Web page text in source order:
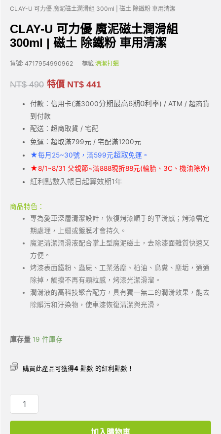
CLAY-U 可力優 魔泥磁土潤滑組 300ml | 磁土 除鐵粉 車用清潔
CLAY-U 可力優 魔泥磁土潤滑組
300ml | 磁土 除鐵粉 車用清潔
貨號: 4717954990962 標籤 清潔打蠟
NT$490 特價 NT$ 441
付款：信用卡(滿3000分期最高6期0利率) / ATM / 超商貨
到付款
配送：超商取貨 / 宅配
免運：超取滿799元 / 宅配滿1200元
★每月25~30號，滿599元超取免運。
★8/1~8/31 父親節~滿888現折88元(輪胎、3C、機油除外)
紅利點數入帳日起算效期1年
商品特色：
專為愛車深層清潔設計，恢復烤漆順手的平滑感；烤漆需定
期處理，上蠟或鍍膜才會持久。
魔泥清潔潤滑液配合掌上型魔泥磁土，去除漆面雜質快速又
方便。
烤漆表面鐵粉、蟲屍、工業落塵、柏油、鳥糞、塵垢，通通
除掉，觸摸不再有顆粒感，烤漆光潔滑溜。
潤滑液的高科技聚合配方，具有獨一無二的潤滑效果，能去
除髒污和汙染物，使車漆恢復清潔與光滑。
庫存量 19 件庫存
購買此產品可獲得4 點數 的紅利點數！